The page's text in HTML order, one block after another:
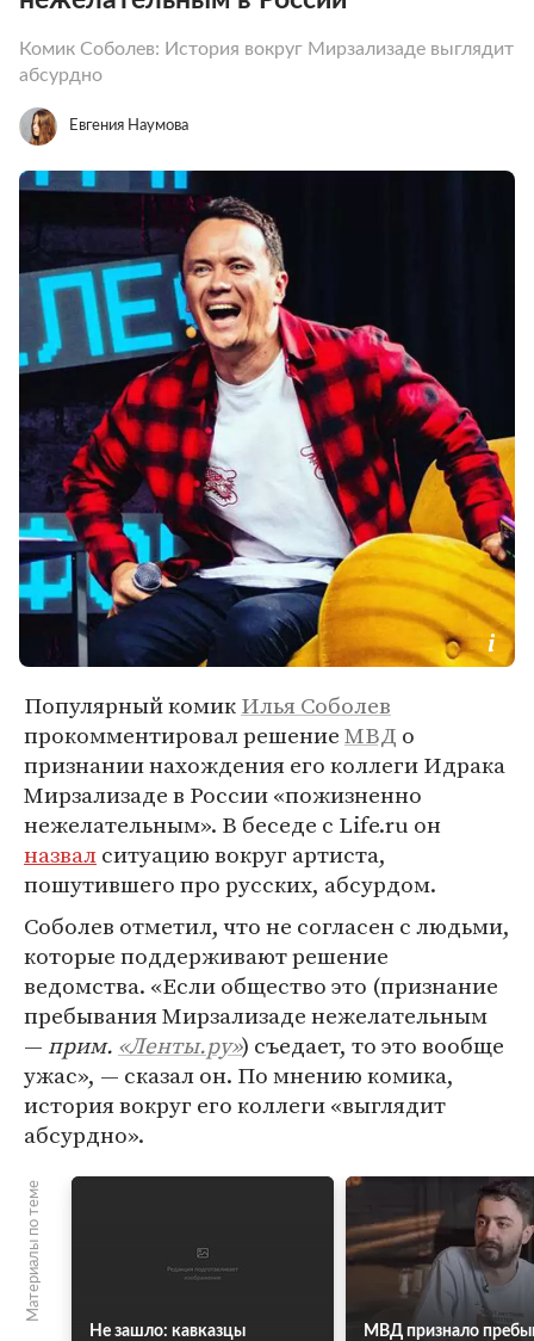
Комик Соболев: История вокруг Мирзализаде выглядит
абсурдно
Евгения Наумова
Популярный комикИлья Соболев
прокомментировал решениеМВД о
признании нахождения его коллеги Идрака
Мирзализаде в России «пожизненно
нежелательным». В беседе с Life.ru он
назвалситуацию вокруг артиста,
пошутившего про русских, абсурдом.
Соболев отметил, что не согласен с людьми,
которые поддерживают решение
ведомства. «Если общество это (признание
пребывания Мирзализаде нежелательным
— прим. «Ленты.ру») съедает, то это вообще
ужас», — сказал он. По мнению комика,
история вокруг его коллеги «выглядит
абсурдно».
Материалы по теме
Не зашло: кавказцы
МВД признало